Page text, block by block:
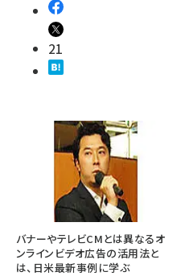
21
バナーやテレビCMとは異なるオ
ンラインビデオ広告の活用法と
は、日米最新事例に学ぶ